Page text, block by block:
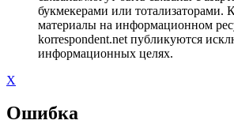
букмекерами или тотализаторами.
материалы на информационном
korrespondent.net публикуются
информационных целях.
X
Ошибка